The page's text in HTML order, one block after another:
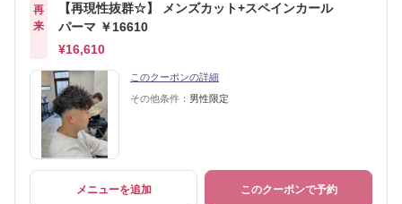
再
来
【再現性抜群☆】 メンズカット+スペインカール
パーマ ￥16610
¥16,610
このクーポンの詳細
その他条件： 男性限定
メニューを追加 このクーポンで予約